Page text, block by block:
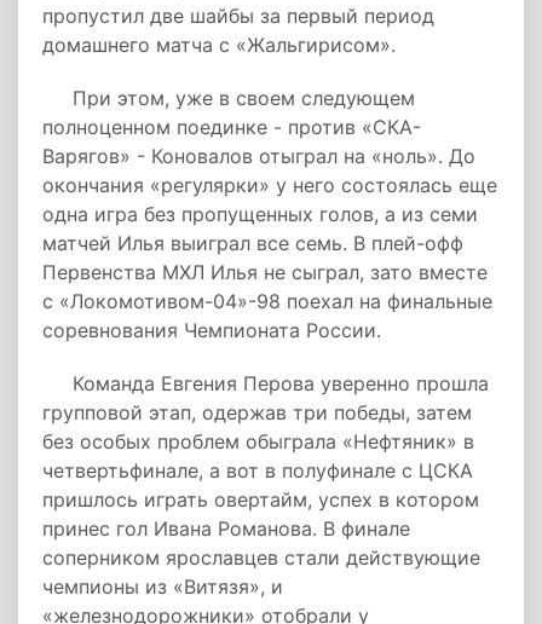
пропустил две шайбы за первый период
домашнего матча с «Жальгирисом».
При этом, уже в своем следующем
полноценном поединке - против «СКА-
Варягов» - Коновалов отыграл на «ноль». До
окончания «регулярки» у него состоялась еще
одна игра без пропущенных голов, а из семи
матчей Илья выиграл все семь. В плей-офф
Первенства МХЛ Илья не сыграл, зато вместе
с «Локомотивом-04»-98 поехал на финальные
соревнования Чемпионата России.
Команда Евгения Перова уверенно прошла
групповой этап, одержав три победы, затем
без особых проблем обыграла «Нефтяник» в
четвертьфинале, а вот в полуфинале с ЦСКА
пришлось играть овертайм, успех в котором
принес гол Ивана Романова. В финале
соперником ярославцев стали действующие
чемпионы из «Витязя», и
«железнодорожники» отобрали у